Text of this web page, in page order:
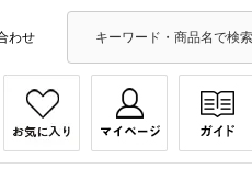
わせ